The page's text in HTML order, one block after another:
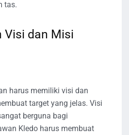
tas.
Visi dan Misi
harus memiliki visi dan
target yang jelas. Visi
berguna bagi
Kledo harus membuat